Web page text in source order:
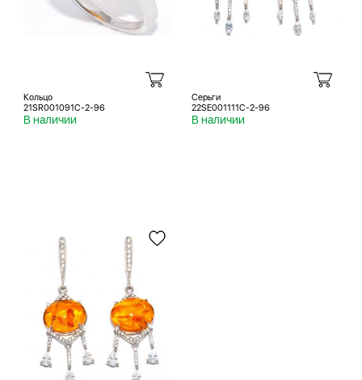
Кольцо
21SR001091C-2-96
В наличии
Серьги
22SE001111C-2-96
В наличии